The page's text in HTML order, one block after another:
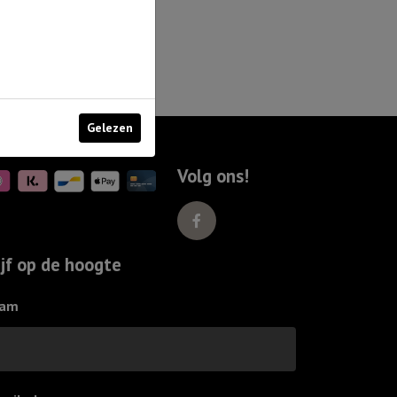
Volg ons!
op de hoogte
Gelezen